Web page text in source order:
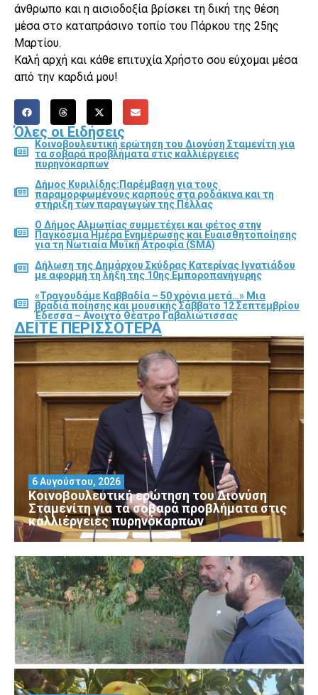
άνθρωπο και η αισιοδοξία βρίσκει τη δική της θέση
μέσα στο καταπράσινο τοπίο του Πάρκου της 25ης
Μαρτίου.
Καλή αρχή και κάθε επιτυχία Χρήστο σου εύχομαι μέσα
από την καρδιά μου!
Όλες οι Ειδήσεις
Κοινοβουλευτική ερώτηση του Διονύση Σταμενίτη για
τα σοβαρά προβλήματα στις καλλιέργειες
πυρηνόκαρπων
Δήμος Κυριλίδης:Παρέμβαση για τους
παραμορφωμένους καρπούς στα ροδάκινα και τη
στήριξη των παραγωγών της Πέλλας
Ο Δήμος Αλμωπίας συμμετέχει και φέτος στην
Παγκόσμια Ημέρα Ενημέρωσης και Ευαισθητοποίησης
για τη Νωτιαία Μυϊκή Ατροφία (SMA)
Δήλωση της Δημάρχου Σκύδρας Κατερίνας Ιγνατιάδου
με αφορμή τη λήξη της 10ης Εμποροπανήγυρης
«Τραγουδάμε Καββαδία – 50 χρόνια μετά…» Μια
βραδιά ποίησης και μουσικής Σάββατο 12 Σεπτεμβρίου
Έδεσσα – Ανοιχτό Θέατρο Γαβαλιώτισσας
ΔΕΊΤΕ ΠΕΡΙΣΣΌΤΕΡΑ
Κοινοβουλευτική ερώτηση του Διονύση
Σταμενίτη για τα σοβαρά προβλήματα στις
καλλιέργειες πυρηνόκαρπων
6 Αυγούστου, 2026